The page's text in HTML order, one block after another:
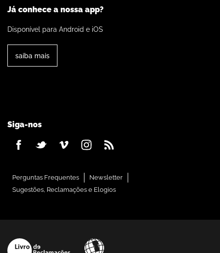
Já conhece a nossa app?
Disponível para Android e iOS
saiba mais
Siga-nos
Perguntas Frequentes
Newsletter
Sugestões, Reclamações e Elogios